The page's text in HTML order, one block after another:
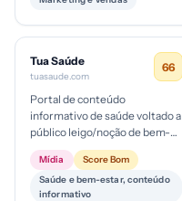
Tua Saúde
tuasaude.com
66
Portal de conteúdo
informativo de saúde voltado a
público leigo/noção de bem-
estar, com potencial
monetização via publicidade,
parcerias ...
Mídia
Score Bom
Saúde e bem-estar, conteúdo
informativo